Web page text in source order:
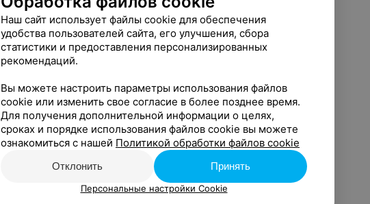
В спектакле заняты:
Слонёнок — Дмитрий Рубель
Волчица, Кот — Ростислав Чарнецкий
Мышь 1 л., Поросёнок — Дарья Волошко
Мышь 2 л. — Екатерина Николаенко
Сурок — Валерий Бабкин
Наш сайт использует файлы cookie для обеспечения
удобства пользователей сайта, его улучшения, сбора
статистики и предоставления персонализированных
рекомендаций.
Вы можете настроить параметры использования файлов
cookie или изменить свое согласие в более позднее время.
Для получения дополнительной информации о целях,
сроках и порядке использования файлов cookie вы можете
ознакомиться с нашей Политикой обработки файлов cookie
Отклонить Принять
Персональные настройки Cookie